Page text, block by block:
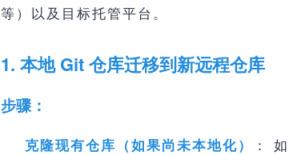
等）以及目标托管平台。
1. 本地 Git 仓库迁移到新远程仓库
步骤：
克隆现有仓库（如果尚未本地化）
：